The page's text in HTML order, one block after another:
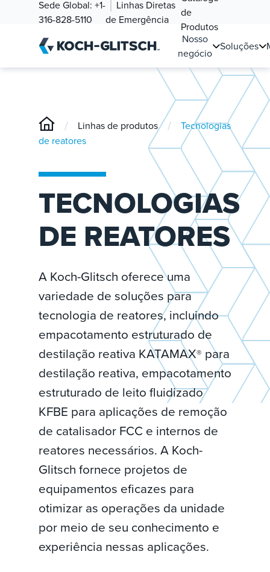
Sede Global: +1-
316-828-5110
Linhas Diretas
de Emergência
de
Produtos
Nosso
negócio
Soluções
/ Linhas de produtos /
Tecnologias
de reatores
TECNOLOGIAS
DE REATORES
A Koch-Glitsch oferece uma
variedade de soluções para
tecnologia de reatores, incluindo
empacotamento estruturado de
destilação reativa KATAMAX® para
destilação reativa, empacotamento
estruturado de leito fluidizado
KFBE para aplicações de remoção
de catalisador FCC e internos de
reatores necessários. A Koch-
Glitsch fornece projetos de
equipamentos eficazes para
otimizar as operações da unidade
por meio de seu conhecimento e
experiência nessas aplicações.